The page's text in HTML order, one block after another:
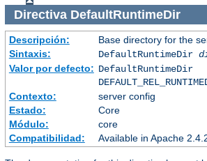
Directiva DefaultRuntimeDir
Descripción:
Base directory for the
Sintaxis:
DefaultRuntimeDir
Valor por defecto: DefaultRuntimeDir
Contexto:
server config
Estado:
Core
Módulo:
core
Compatibilidad:
Available in Apache